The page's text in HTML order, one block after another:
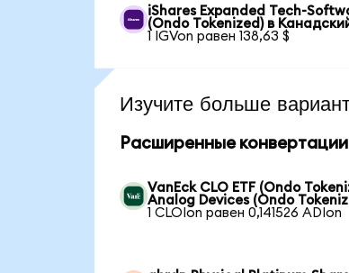
iShares Expanded Tech-
(Ondo Tokenized) в
1 IGVon равен 138,63 $
Изучите больше
Расширенные
VanEck CLO ETF (Ondo
Analog Devices (Ondo
1 CLOIon равен 0,141526 ADIon